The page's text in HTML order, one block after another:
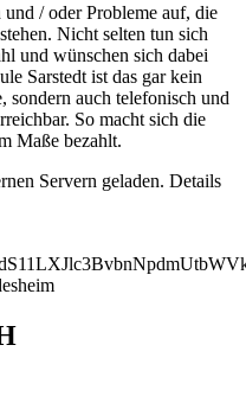
/ oder Probleme auf, die
Nicht selten tun sich
und wünschen sich dabei
Sarstedt ist das gar kein
sondern auch telefonisch und
So macht sich die
Maße bezahlt.
Servern geladen. Details